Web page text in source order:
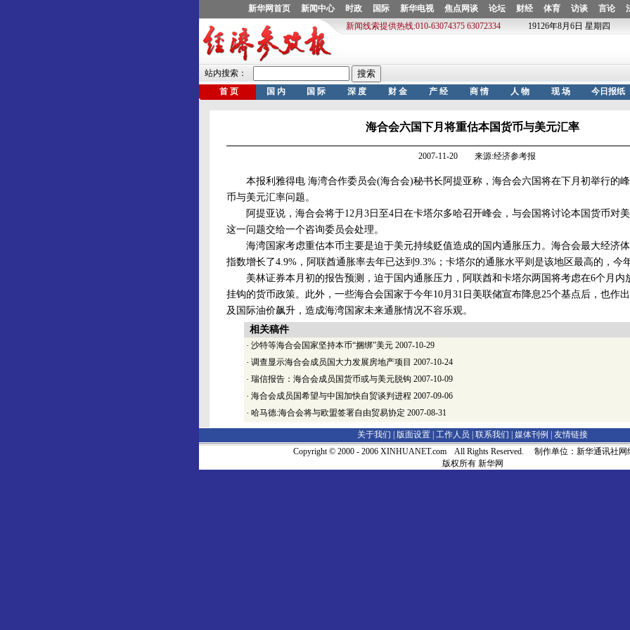
海合会六国下月将重估本国货币与美元汇率
2007-11-20 来源:经济参考报
本报利雅得电 海湾合作委员会(海合会)秘书长阿提亚称，海合会六国将在下月初举行的
币与美元汇率问题。
阿提亚说，海合会将于12月3日至4日在卡塔尔多哈召开峰会，与会国将讨论本国货币对
这一问题交给一个咨询委员会处理。
海湾国家考虑重估本币主要是迫于美元持续贬值造成的国内通胀压力。海合会最大经济
指数增长了4.9%，阿联酋通胀率去年已达到9.3%；卡塔尔的通胀水平则是该地区最高的，今
美林证券本月初的报告预测，迫于国内通胀压力，阿联酋和卡塔尔两国将考虑在6个月内
挂钩的货币政策。此外，一些海合会国家于今年10月31日美联储宣布降息25个基点后，也作
及国际油价飙升，造成海湾国家未来通胀情况不容乐观。
相关稿件
· 沙特等海合会国家坚持本币“捆绑”美元 2007-10-29
· 调查显示海合会成员国大力发展房地产项目 2007-10-24
· 瑞信报告：海合会成员国货币或与美元脱钩 2007-10-09
· 海合会成员国希望与中国加快自贸谈判进程 2007-09-06
· 哈马德:海合会将与欧盟签署自由贸易协定 2007-08-31
关于我们 | 版面设置 工作人员 联系我们 媒体刊例
友情链接
Copyright © 2000 - 2006 XINHUANET.com All Rights Reserved. 制作单位：新华通讯社网
版权所有 新华网